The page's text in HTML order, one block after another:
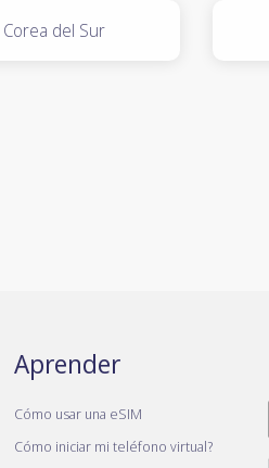
Corea del Sur
Aprender
Cómo usar una eSIM
Cómo iniciar mi teléfono virtual?